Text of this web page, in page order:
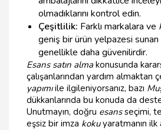
olmadıklarını kontrol edin.
Çeşitlilik: Farklı markalara ve
geniş bir ürün yelpazesi
genellikle daha güvenilirdir.
Esans satın almakonusunda
çalışanlarından yardım almaktan
yapımıile ilgileniyorsanız, bazı
dükkanlarında bu konuda da
Unutmayın, doğru esansseçimi,
eşsiz bir imza kokuyaratmanın ilk